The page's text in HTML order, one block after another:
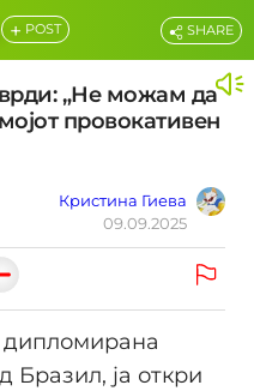
+ POST
„Не можам да
провокативен
Кристина Гиева
09.09.2025
SHARE
дипломирана
Бразил, ја откри